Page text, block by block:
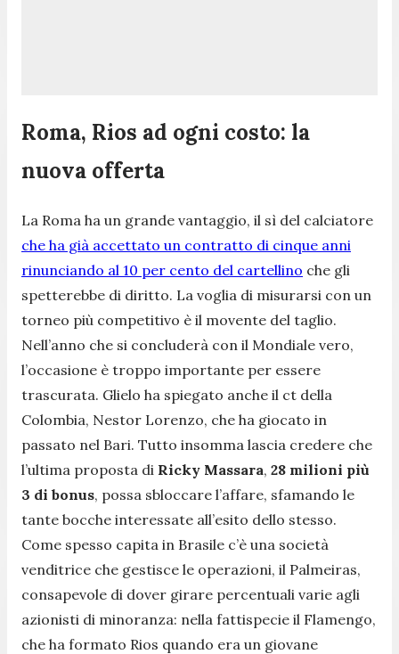
Roma, Rios ad ogni costo: la
nuova offerta
La Roma ha un grande vantaggio, il sì del calciatore
che ha già accettato un contratto di cinque anni
rinunciando al 10 per cento del cartellino che gli
spetterebbe di diritto. La voglia di misurarsi con un
torneo più competitivo è il movente del taglio.
Nell’anno che si concluderà con il Mondiale vero,
l’occasione è troppo importante per essere
trascurata. Glielo ha spiegato anche il ct della
Colombia, Nestor Lorenzo, che ha giocato in
passato nel Bari. Tutto insomma lascia credere che
l’ultima proposta di Ricky Massara, 28 milioni più
3 di bonus, possa sbloccare l’affare, sfamando le
tante bocche interessate all’esito dello stesso.
Come spesso capita in Brasile c’è una società
venditrice che gestisce le operazioni, il Palmeiras,
consapevole di dover girare percentuali varie agli
azionisti di minoranza: nella fattispecie il Flamengo,
che ha formato Rios quando era un giovane